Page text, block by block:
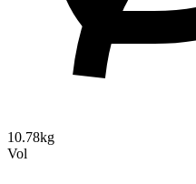
10.78kg
Vol